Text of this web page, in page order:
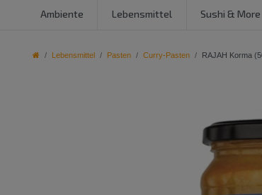
Ambiente Lebensmittel Sushi & More
Lebensmittel Pasten Curry-Pasten RAJAH Korma